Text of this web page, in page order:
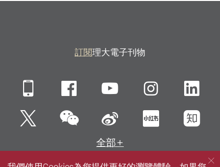
訂閱理大電子刊物
Mobile FacebookYouTube
Twitter微信 新浪微博小紅書知
全部